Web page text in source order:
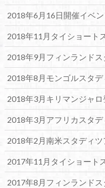
2018年6月16日開催イベ
2018年11月タイショート
2018年9月フィンランド
2018年8月モンゴルスタデ
2018年3月キリマンジャ
2018年3月アフリカスタデ
2018年2月南米スタディツ
2017年11月タイショート
2017年8月フィンランド